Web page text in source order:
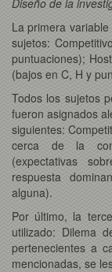
La primera
sujetos:
puntuaciones);
(bajos en C, H y
Todos los sujetos
fueron asignados
siguientes:
cerca de la
(expectativas
respuesta
alguna).
Por último, la
utilizado: Dilema
pertenecientes a
mencionadas, se